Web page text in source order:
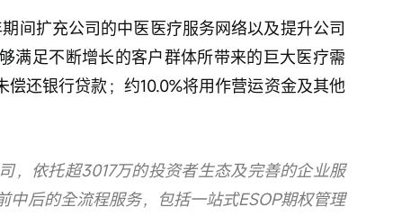
间扩充公司的中医医疗服务网络以及提升公司
满足不断增长的客户群体所带来的巨大医疗需
还银行贷款；约10.0%将用作营运资金及其他
，依托超3017万的投资者生态及完善的企业服
中后的全流程服务，包括一站式ESOP期权管理